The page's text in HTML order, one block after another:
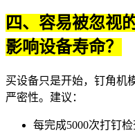
四、容易被忽视
影响设备寿命？
买设备只是开始， 钉角机
严密性。建议：
每完成5000次打钉